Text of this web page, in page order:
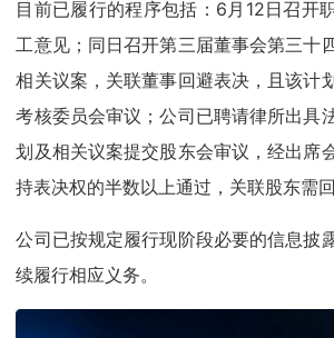
目前已履行的程序包括：6月12日召开
工意见；同日召开第三届董事会第三十
相关议案，关联董事回避表决，且该计
考核委员会审议；公司已聘请律所出具
划及相关议案提交股东会审议，经出席
持表决权的半数以上通过，关联股东需回
公司已按规定履行现阶段必要的信息披
续履行相应义务。